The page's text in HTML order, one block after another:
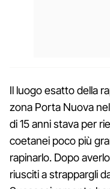
Il luogo esatto della
zona Porta Nuova
di 15 anni stava per
coetanei poco più
rapinarlo. Dopo
riusciti a strappargli